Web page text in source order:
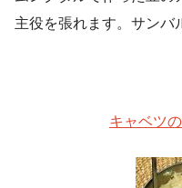
主役を張れます。サンバ
キャベツ